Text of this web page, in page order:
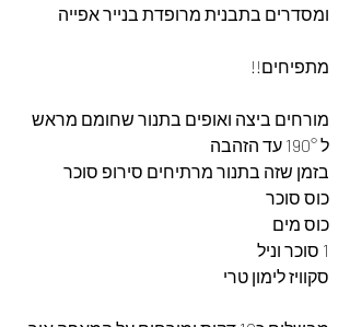
ומסדרים בתבנית מרופדת בנייר אפייה
מתפיחים!!
מורחים ביצה ואופים בתנור שחומם מראש
ל 190° עד הזהבה
בזמן שזה בתנור מרתיחים סירופ סוכר
כוס סוכר
כוס מים
1 סוכר וניל
סקוויז לימון טרי